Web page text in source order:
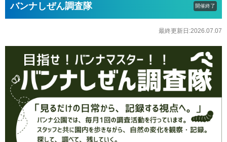
バンナしぜん調査隊 開催終了
最終更新日:2026.07.07